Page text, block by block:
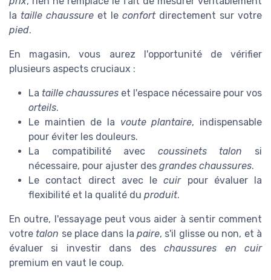
la taille chaussure et le confortdirectement sur votre
pied.
En magasin, vous aurez l'opportunité de vérifier
plusieurs aspects cruciaux :
La taille chaussures et l'espace nécessaire pour vos
orteils.
Le maintien de la voute plantaire, indispensable
pour éviter les douleurs.
La compatibilité avec coussinets talon si
nécessaire, pour ajuster des grandes chaussures.
Le contact direct avec lecuirpour évaluer la
flexibilité et la qualité du produit.
En outre, l'essayage peut vous aider à sentir comment
votre talon se place dans lapaire, s'il glisse ou non, et à
évaluer si investir dans deschaussures en cuir
premium en vaut le coup.